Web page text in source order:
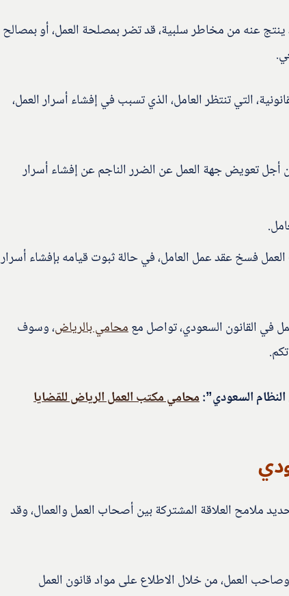
عنه من مخاطر سلبية، قد تضر بمصلحة العمل، أو بمصالح
التي تنتظر العامل، الذي تسبب في إفشاء أسرار العمل،
أجل تعويض جهة العمل عن الضرر الناجم عن إفشاء أسرار
فسخ عقد عمل العامل، في حالة ثبوت قيامه بإفشاء أسرار
في القانون السعودي، تواصل معمحامي بالرياض، وسوف
السعودي”:محامي مكتب العمل الرياض للقضايا
ملامح العلاقة المشتركة بين أصحاب العمل والعمال، وقد
العمل، من خلال الاطلاع على مواد قانون العمل